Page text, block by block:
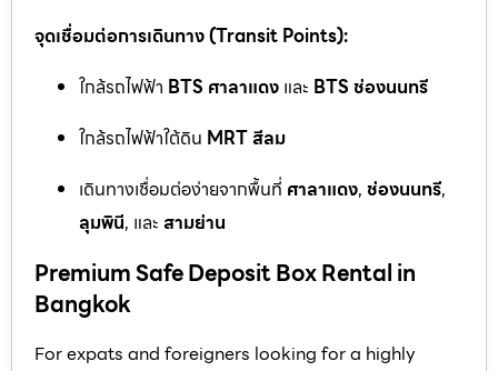
จุดเชื่อมต่อการเดินทาง (Transit Points):
ใกล้รถไฟฟ้า BTS ศาลาแดง และ BTS ช่องนนทรี
ใกล้รถไฟฟ้าใต้ดิน MRT สีลม
เดินทางเชื่อมต่อง่ายจากพื้นที่ ศาลาแดง, ช่องนนทรี,
ลุมพินี, และ สามย่าน
Premium Safe Deposit Box Rental in
Bangkok
For expats and foreigners looking for a highly